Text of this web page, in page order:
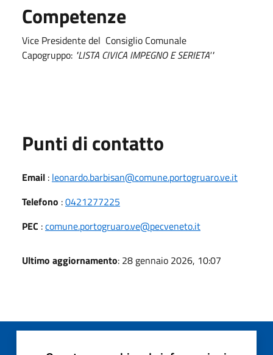
Competenze
Vice Presidente del Consiglio Comunale
Capogruppo: "LISTA CIVICA IMPEGNO E SERIETA'"
Punti di contatto
Email : leonardo.barbisan@comune.portogruaro.ve.it
Telefono :0421277225
PEC :comune.portogruaro.ve@pecveneto.it
Ultimo aggiornamento: 28 gennaio 2026, 10:07